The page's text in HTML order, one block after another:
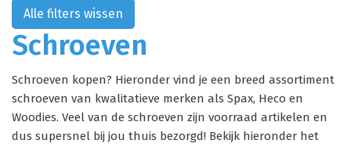
Schroeven
Schroeven kopen? Hieronder vind je een breed assortiment
schroeven van kwalitatieve merken als Spax, Heco en
Woodies. Veel van de schroeven zijn voorraad artikelen en
dus supersnel bij jou thuis bezorgd! Bekijk hieronder het
Alle filters wissen